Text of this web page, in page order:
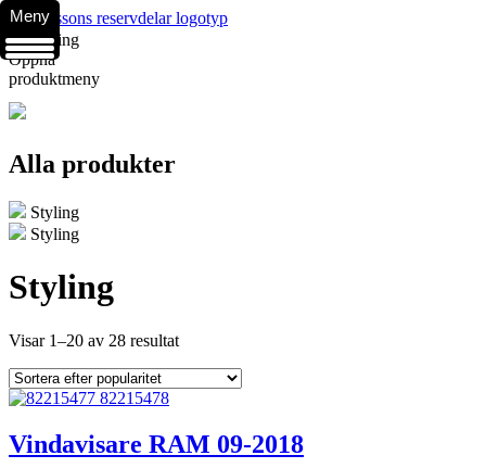
Styling
Öppna
produktmeny
Alla produkter
Styling
Styling
Styling
Visar 1–20 av 28 resultat
Vindavisare RAM 09-2018
Meny